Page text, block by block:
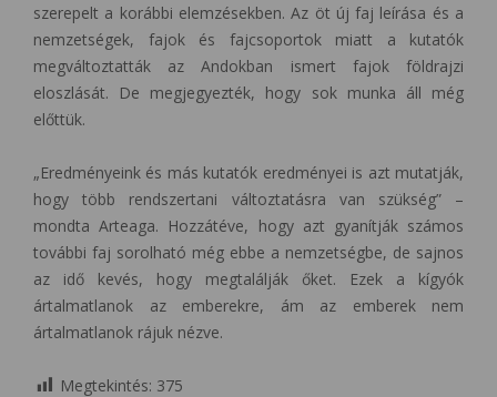
szerepelt a korábbi elemzésekben. Az öt új faj leírása és a
nemzetségek, fajok és fajcsoportok miatt a kutatók
megváltoztatták az Andokban ismert fajok földrajzi
eloszlását. De megjegyezték, hogy sok munka áll még
előttük.
„Eredményeink és más kutatók eredményei is azt mutatják,
hogy több rendszertani változtatásra van szükség” –
mondta Arteaga. Hozzátéve, hogy azt gyanítják számos
további faj sorolható még ebbe a nemzetségbe, de sajnos
az idő kevés, hogy megtalálják őket. Ezek a kígyók
ártalmatlanok az emberekre, ám az emberek nem
ártalmatlanok rájuk nézve.
Megtekintés: 375